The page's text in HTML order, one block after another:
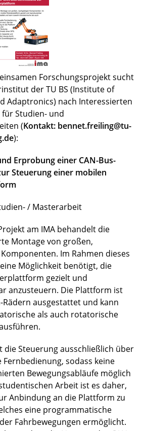
Forschungsprojekt sucht
der TU BS (Institute of
Adaptronics) nach Interessierten
Studien- und
(Kontakt: bennet.freiling@tu-
):
Erprobung einer CAN-Bus-
Steuerung einer mobilen
/ Masterarbeit
am IMA behandelt die
Montage von großen,
Im Rahmen dieses
Möglichkeit benötigt, die
gezielt und
anzusteuern. Die Plattform ist
ausgestattet und kann
als auch rotatorische
die Steuerung ausschließlich über
Fernbedienung, sodass keine
Bewegungsabläufe möglich
Arbeit ist es daher,
Anbindung an die Plattform zu
eine programmatische
Fahrbewegungen ermöglicht.